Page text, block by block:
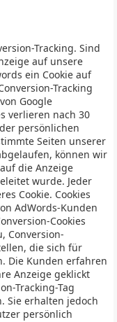
Tracking. Sind
auf unsere
ein Cookie auf
Tracking
Google
verlieren nach 30
persönlichen
Seiten unserer
können wir
die Anzeige
wurde. Jeder
Cookie. Cookies
AdWords-Kunden
Cookies
Conversion-
die sich für
Die Kunden erfahren
Anzeige geklickt
Tracking-Tag
Sie erhalten jedoch
persönlich